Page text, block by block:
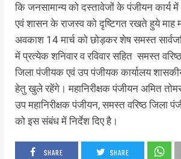
कि जनसामान्य को दस्तावेजों के पंजीयन कार्य
एवं शासन के राजस्व को दृष्टिगत रखते हुये माह
अवकाश 14 मार्च को छोड़कर शेष समस्त
में प्रत्येक शनिवार व रविवार सहित समस्त
जिला पंजीयक एवं उप पंजीयक कार्यालय
हेतु खुले रहेंगे। महानिरीक्षक पंजीयन अमित
उप महानिरीक्षक पंजीयन, समस्त वरिष्ठ जिला
को इस संबंध में निर्देश दिए है।
SHARE SHARE